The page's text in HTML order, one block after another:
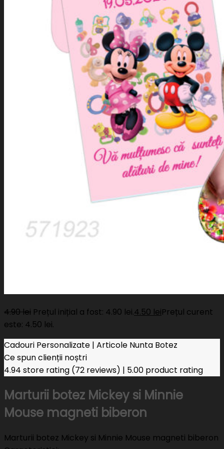
4.90lei Prețul inițial a fost: 4.90 lei.4.50 leiPrețul curent
este: 4.50 lei.
Cadouri Personalizate | Articole Nunta Botez
Ce spun clienții noștri
4.94 store rating (72 reviews) | 5.00 product rating
Marturii botez Mickey si Minnie
Mouse magneti biberon
Marturii botez Mickey si Minnie Mouse magneti biberon